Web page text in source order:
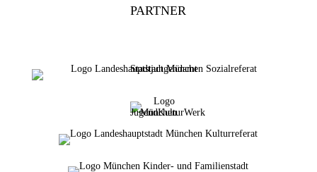
PARTNER